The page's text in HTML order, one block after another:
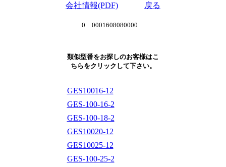
会社情報(PDF)
戻る
0 0001608080000
類似型番をお探しのお客様はこ
ちらをクリックして下さい。
GES10016-12
GES-100-16-2
GES-100-18-2
GES10020-12
GES10025-12
GES-100-25-2